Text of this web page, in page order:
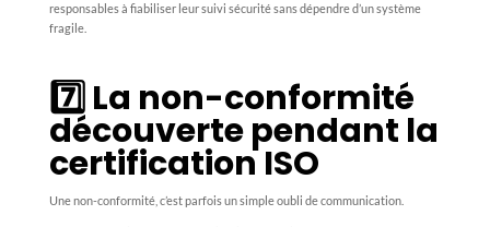
responsables à fiabiliser leur suivi sécurité sans dépendre d’un système
fragile.
7️⃣ La non-conformité
découverte pendant la
certification ISO
Une non-conformité, c’est parfois un simple oubli de communication.